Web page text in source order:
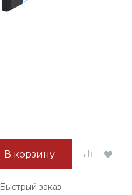
В корзину
Быстрый заказ